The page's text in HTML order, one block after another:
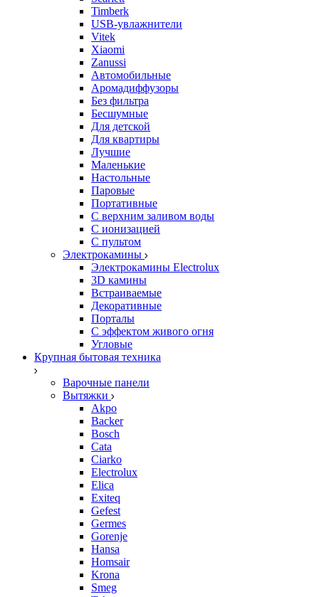
Timberk
USB-увлажнители
Vitek
Xiaomi
Zanussi
Автомобильные
Аромадиффузоры
Без фильтра
Бесшумные
Для детской
Для квартиры
Лучшие
Маленькие
Настольные
Паровые
Портативные
С верхним заливом воды
С ионизацией
С пультом
Электрокамины
Электрокамины Electrolux
3D камины
Встраиваемые
Декоративные
Порталы
С эффектом живого огня
Угловые
Крупная бытовая техника
Варочные панели
Вытяжки
Akpo
Backer
Bosch
Cata
Ciarko
Electrolux
Elica
Exiteq
Gefest
Germes
Gorenje
Hansa
Homsair
Krona
Smeg